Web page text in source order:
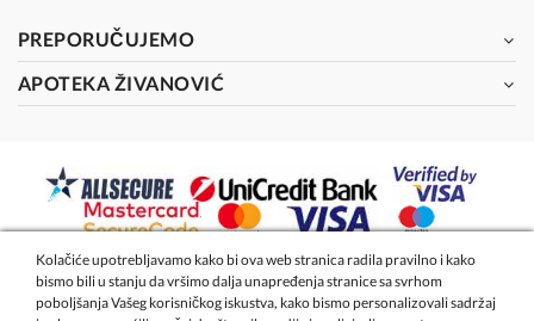
PREPORUČUJEMO
APOTEKA ŽIVANOVIĆ
2026 - Apoteka Magistra Živanović
Kolačiće upotrebljavamo kako bi ova web stranica radila pravilno i kako
bismo bili u stanju da vršimo dalja unapređenja stranice sa svrhom
poboljšanja Vašeg korisničkog iskustva, kako bismo personalizovali sadržaj